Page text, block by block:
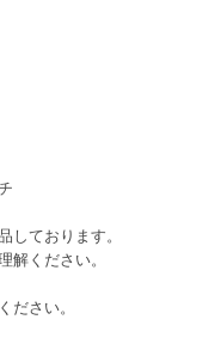
しております。
解ください。
ださい。